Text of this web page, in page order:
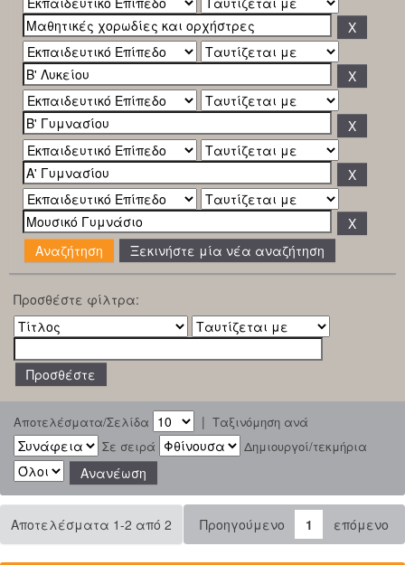
Ξεκινήστε μία νέα αναζήτηση
Προσθέστε φίλτρα:
Αποτελέσματα/Σελίδα | Ταξινόμηση ανά
Σε σειρά
Δημιουργοί/τεκμήρια
Αποτελέσματα 1-2 από 2 Προηγούμενο 1 επόμενο